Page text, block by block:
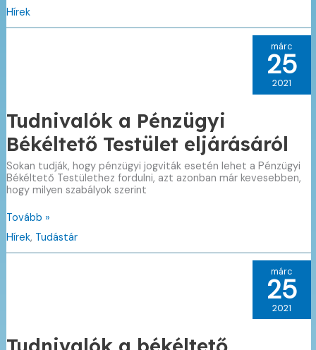
a
Jocó
Hírek
Tudnivalók a Pénzügyi
Békéltető Testület eljárásáról
Sokan tudják, hogy pénzügyi jogviták esetén lehet a Pénzügyi
Békéltető Testülethez fordulni, azt azonban már kevesebben,
hogy milyen szabályok szerint
Tudnivalók
Pénzügyi
Békéltető
Tovább »
Hírek, Tudástár
márc
25
2021
márc
25
2021